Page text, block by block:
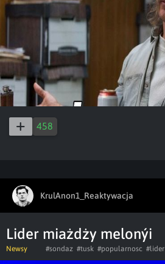
458
KrulAnon1_Reaktywacja
Lider miażdży melonýi
Newsy #sondaz #tusk #popularnosc #lider